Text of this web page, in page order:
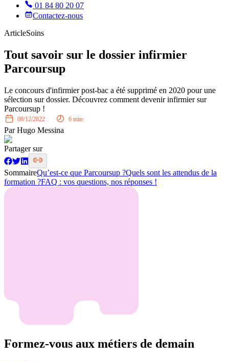
01 84 80 20 07
Contactez-nous
ArticleSoins
Tout savoir sur le dossier infirmier
Parcoursup
Le concours d'infirmier post-bac a été supprimé en 2020 pour une
sélection sur dossier. Découvrez comment devenir infirmier sur
Parcoursup !
08/12/2022 6 mins
ParHugo Messina
Partager sur
SommaireQu’est-ce que Parcoursup ?Quels sont les attendus de la
formation ?FAQ : vos questions, nos réponses !
Formez-vous aux métiers de demain